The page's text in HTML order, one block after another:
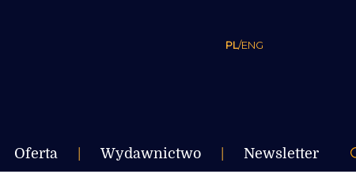
PL/ENG
Oferta Wydawnictwo Newsletter